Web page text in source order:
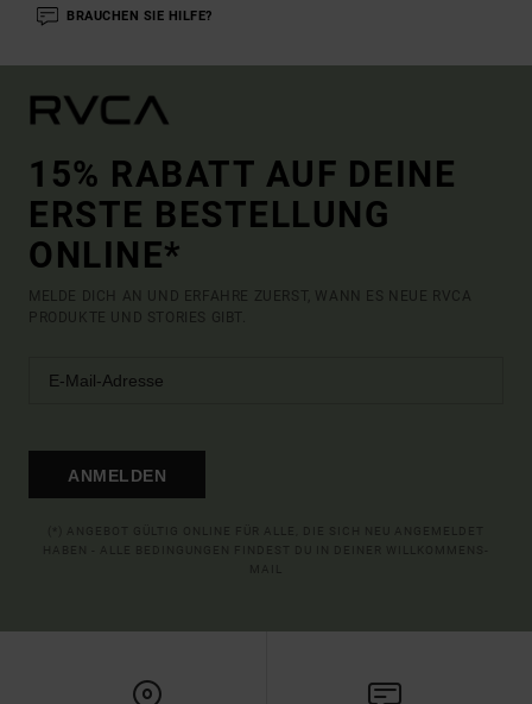
BRAUCHEN SIE HILFE?
15% RABATT AUF DEINE
ERSTE BESTELLUNG
ONLINE*
MELDE DICH AN UND ERFAHRE ZUERST, WANN ES NEUE RVCA
PRODUKTE UND STORIES GIBT.
ANMELDEN